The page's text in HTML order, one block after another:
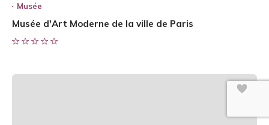
Musée
Musée d'Art Moderne de la ville de Paris